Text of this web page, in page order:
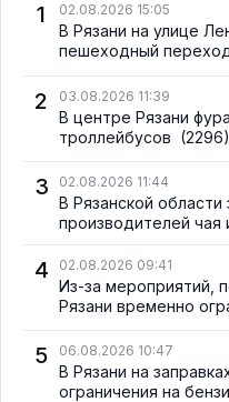
1
02.08.2026 15:05
В Рязани на улице
пешеходный
2 03.08.2026 11:39
В центре Рязани
троллейбусов (2296)
3 02.08.2026 11:44
В Рязанской области
производителей чая
4 02.08.2026 09:41
Из-за мероприятий,
Рязани временно
5 06.08.2026 10:47
В Рязани на
ограничения на